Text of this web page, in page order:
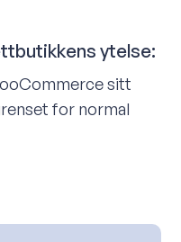
ytelse:
sitt
for normal